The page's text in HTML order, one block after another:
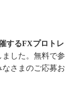
するFXプロトレ
ました。無料で参
さまのご応募お